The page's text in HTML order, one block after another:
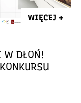
WIĘCEJ +
W DŁOŃ!